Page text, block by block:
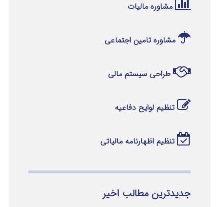
مشاوره مالیات
مشاوره تامین اجتماعی
طراحی سیستم مالی
تنظیم لوایح دفاعیه
تنظیم اظهارنامه مالیاتی
جدیدترین مطالب اخیر